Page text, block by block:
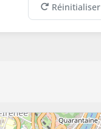
Réinitialiser